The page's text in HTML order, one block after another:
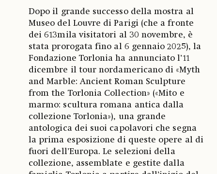
Dopo il grande successo della mostra al
Museo del Louvre di Parigi (che a fronte
dei 613mila visitatori al 30 novembre, è
stata prorogata fino al 6 gennaio 2025), la
Fondazione Torlonia ha annunciato l’11
dicembre il tour nordamericano di «Myth
and Marble: Ancient Roman Sculpture
from the Torlonia Collection» («Mito e
marmo: scultura romana antica dalla
collezione Torlonia»), una grande
antologica dei suoi capolavori che segna
la prima esposizione di queste opere al di
fuori dell’Europa. Le selezioni della
collezione, assemblate e gestite dalla